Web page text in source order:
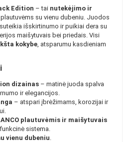
Edition – tai nutekėjimo ir
su vienu dubeniu. Juodos
išskirtinumo ir puikiai dera su
maišytuvais bei priedais. Visi
kokybe, atsparumu kasdieniam
dizainas– matinė juoda spalva
ir elegancijos.
– atspari įbrėžimams, korozijai ir
plautuvėmis ir maišytuvais
sistema.
vienu dubeniu